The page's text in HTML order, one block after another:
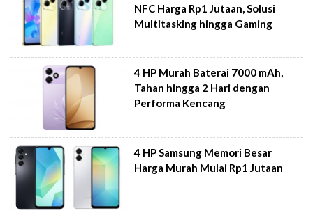
NFC Harga Rp1 Jutaan, Solusi
Multitasking hingga Gaming
4 HP Murah Baterai 7000 mAh,
Tahan hingga 2 Hari dengan
Performa Kencang
4 HP Samsung Memori Besar
Harga Murah Mulai Rp1 Jutaan